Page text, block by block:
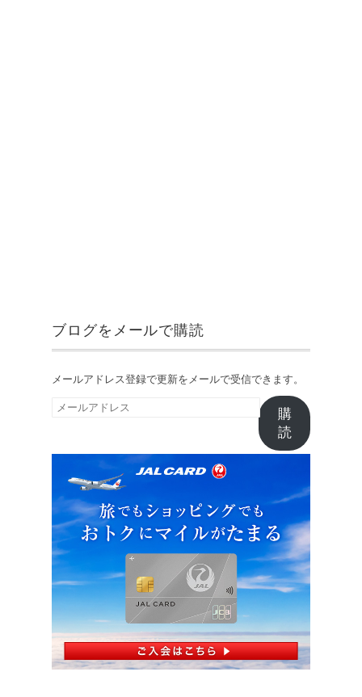
ブログをメールで購読
メールアドレス登録で更新をメールで受信できます。
メ
ル
ド
レ
ス
購
読